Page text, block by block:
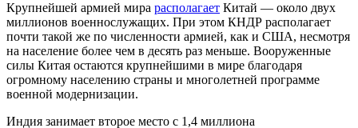
Крупнейшей армией мира располагает Китай — около двух
миллионов военнослужащих. При этом КНДР располагает
почти такой же по численности армией, как и США, несмотря
на население более чем в десять раз меньше. Вооруженные
силы Китая остаются крупнейшими в мире благодаря
огромному населению страны и многолетней программе
военной модернизации.
Индия занимает второе место с 1,4 миллиона